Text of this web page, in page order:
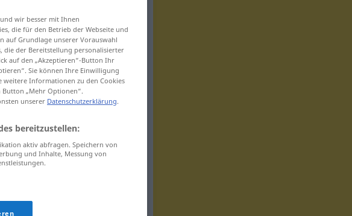
wir besser mit Ihnen
die für den Betrieb der Webseite und
auf Grundlage unserer Vorauswahl
die der Bereitstellung personalisierter
auf den „Akzeptieren“-Button Ihr
Sie können Ihre Einwilligung
weitere Informationen zu den Cookies
Button „Mehr Optionen“.
unserer Datenschutzerklärung.
bereitzustellen:
aktiv abfragen. Speichern von
und Inhalte, Messung von